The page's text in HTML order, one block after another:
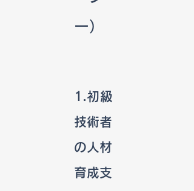
ー）
1.初級
技術者
の人材
育成支